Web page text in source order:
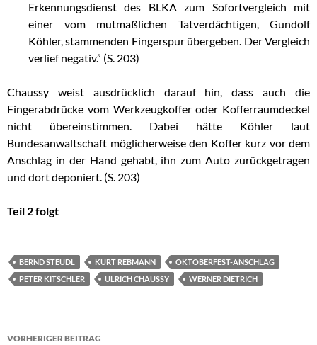
Erkennungsdienst des BLKA zum Sofortvergleich mit
einer vom mutmaßlichen Tatverdächtigen, Gundolf
Köhler, stammenden Fingerspur übergeben. Der Vergleich
verlief negativ.” (S. 203)
Chaussy weist ausdrücklich darauf hin, dass auch die
Fingerabdrücke vom Werkzeugkoffer oder Kofferraumdeckel
nicht übereinstimmen. Dabei hätte Köhler laut
Bundesanwaltschaft möglicherweise den Koffer kurz vor dem
Anschlag in der Hand gehabt, ihn zum Auto zurückgetragen
und dort deponiert. (S. 203)
Teil 2 folgt
BERND STEUDL KURT REBMANN
OKTOBERFEST-ANSCHLAG
PETER KITSCHLER
ULRICH CHAUSSY WERNER DIETRICH
VORHERIGER BEITRAG